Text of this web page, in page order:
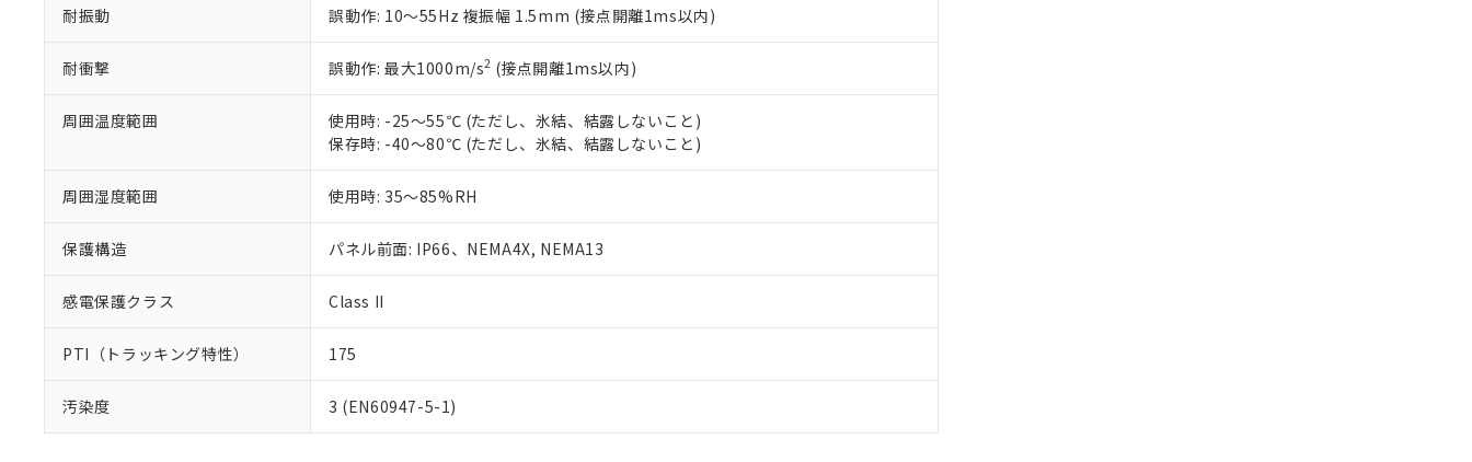
耐振動 誤動作: 10～55Hz 複振幅 1.5mm (接点開離1ms以内)
耐衝撃 誤動作: 最大1000m/s2 (接点開離1ms以内)
周囲温度範囲
使用時: -25～55℃ (ただし、氷結、結露しないこと)
保存時: -40～80℃ (ただし、氷結、結露しないこと)
周囲湿度範囲 使用時: 35～85%RH
保護構造 パネル前面: IP66、NEMA4X, NEMA13
感電保護クラス Class II
PTI（トラッキング特性） 175
汚染度 3 (EN60947-5-1)